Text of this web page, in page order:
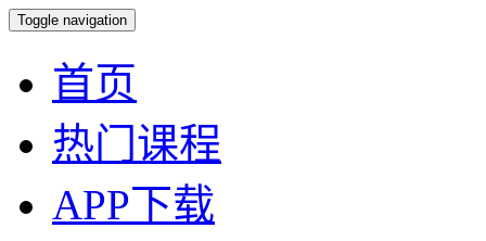
Toggle navigation
首页
热门课程
APP下载